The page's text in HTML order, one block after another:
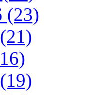
(23)